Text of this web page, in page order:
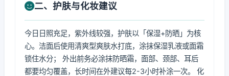
二、护肤与化妆建议
今日日照充足，紫外线较强，护肤以「保湿+防晒」为核
心。洁面后使用清爽型爽肤水打底，涂抹保湿乳液或面霜
锁住水分； 外出前务必涂抹防晒霜，面部、颈部、耳后
都要均匀覆盖，长时间在外建议每2-3小时补涂一次。 化